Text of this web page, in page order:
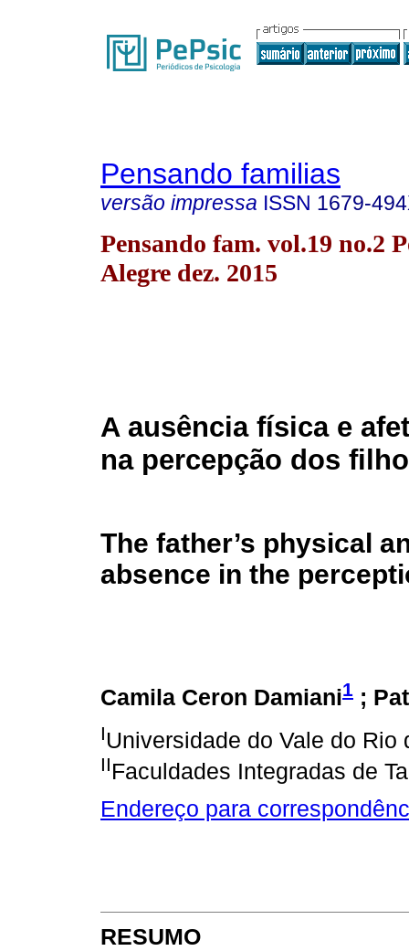
Pensando familias
versão impressa ISSN 1679-
Pensando fam. vol.19 no.2
Alegre dez. 2015
A ausência física e
na percepção dos
The father’s physical
absence in the
Camila Ceron Damiani1 ;
IUniversidade do Vale do Rio
IIFaculdades Integradas de
Endereço para
RESUMO